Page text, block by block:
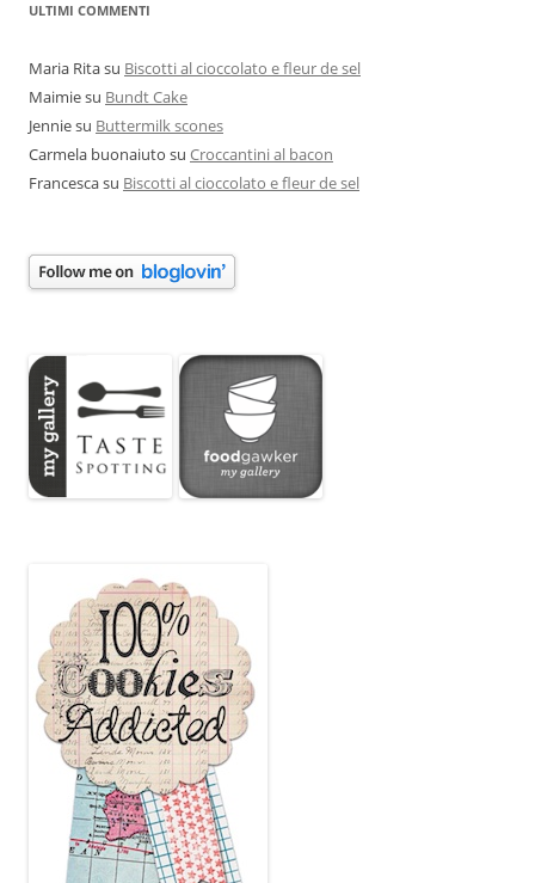
ULTIMI COMMENTI
Maria Ritasu Biscotti al cioccolato e fleur de sel
Maimiesu Bundt Cake
Jenniesu Buttermilk scones
Carmela buonaiuto su Croccantini al bacon
Francescasu Biscotti al cioccolato e fleur de sel